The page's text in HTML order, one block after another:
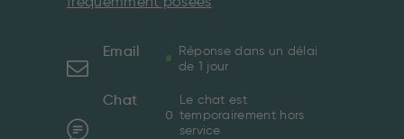
fréquemment posées
Email
Réponse dans un délai
de 1 jour
Chat
Le chat est
temporairement hors
service